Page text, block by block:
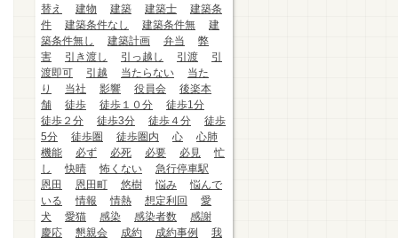
替え
建物 建築 建築士
建築条
件
建築条件なし 建築条件無
建
築条件無し
建築計画 弁当
弊
害
引き渡し 引っ越し 引渡
引
渡即可
引越 当たらない
当た
り
当社 影響 役員会
後楽本
舗
徒歩 徒歩１０分
徒歩1分
徒歩２分
徒歩3分 徒歩４分
徒歩
5分
徒歩圏 徒歩圏内 心
心肺
機能
必ず 必死 必要 必見
忙
し
快晴 怖くない
急行停車駅
恩田
恩田町 悠樹 悩み
悩んで
いる
情報 情熱 想定利回
愛
犬
愛猫 感染 感染者数
感謝
慶応
懇親会 成約 成約事例
我